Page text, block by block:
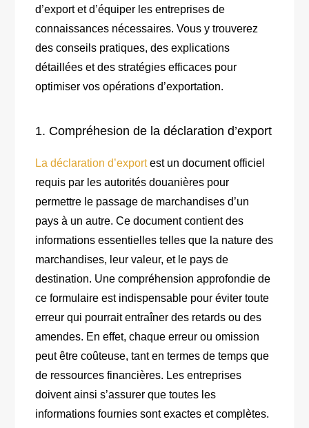
d’export et d’équiper les entreprises de
connaissances nécessaires. Vous y trouverez
des conseils pratiques, des explications
détaillées et des stratégies efficaces pour
optimiser vos opérations d’exportation.
1. Compréhesion de la déclaration d’export
La déclaration d’exportest un document officiel
requis par les autorités douanières pour
permettre le passage de marchandises d’un
pays à un autre. Ce document contient des
informations essentielles telles que la nature des
marchandises, leur valeur, et le pays de
destination. Une compréhension approfondie de
ce formulaire est indispensable pour éviter toute
erreur qui pourrait entraîner des retards ou des
amendes. En effet, chaque erreur ou omission
peut être coûteuse, tant en termes de temps que
de ressources financières. Les entreprises
doivent ainsi s’assurer que toutes les
informations fournies sont exactes et complètes.